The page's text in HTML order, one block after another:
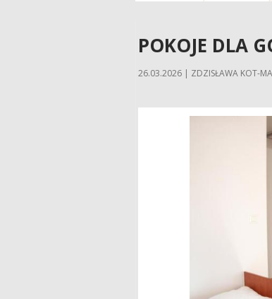
POKOJE DLA
26.03.2026 | ZDZISŁAWA KOT-